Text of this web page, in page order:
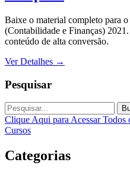
Baixe o material completo para
(Contabilidade e Finanças)
conteúdo de alta conversão.
Ver Detalhes →
Pesquisar
Clique Aqui para Acessar Todos
Cursos
Categorias